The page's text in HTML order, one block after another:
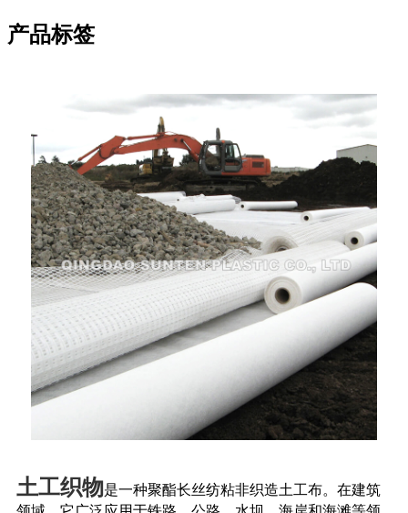
产品标签
土工织物是一种聚酯长丝纺粘非织造土工布。在建筑